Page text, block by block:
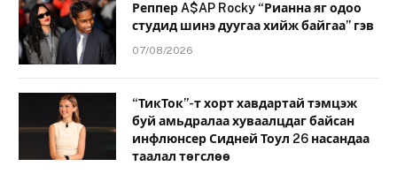
Реппер A$AP Rocky “Рианна яг одоо
студид шинэ дуугаа хийж байгаа” гэв
07/08/2026
“ТикТок”-т хорт хавдартай тэмцэж
буй амьдралаа хуваалцдаг байсан
инфлюнсер Сидней Тоул 26 насандаа
таалал төгслөө